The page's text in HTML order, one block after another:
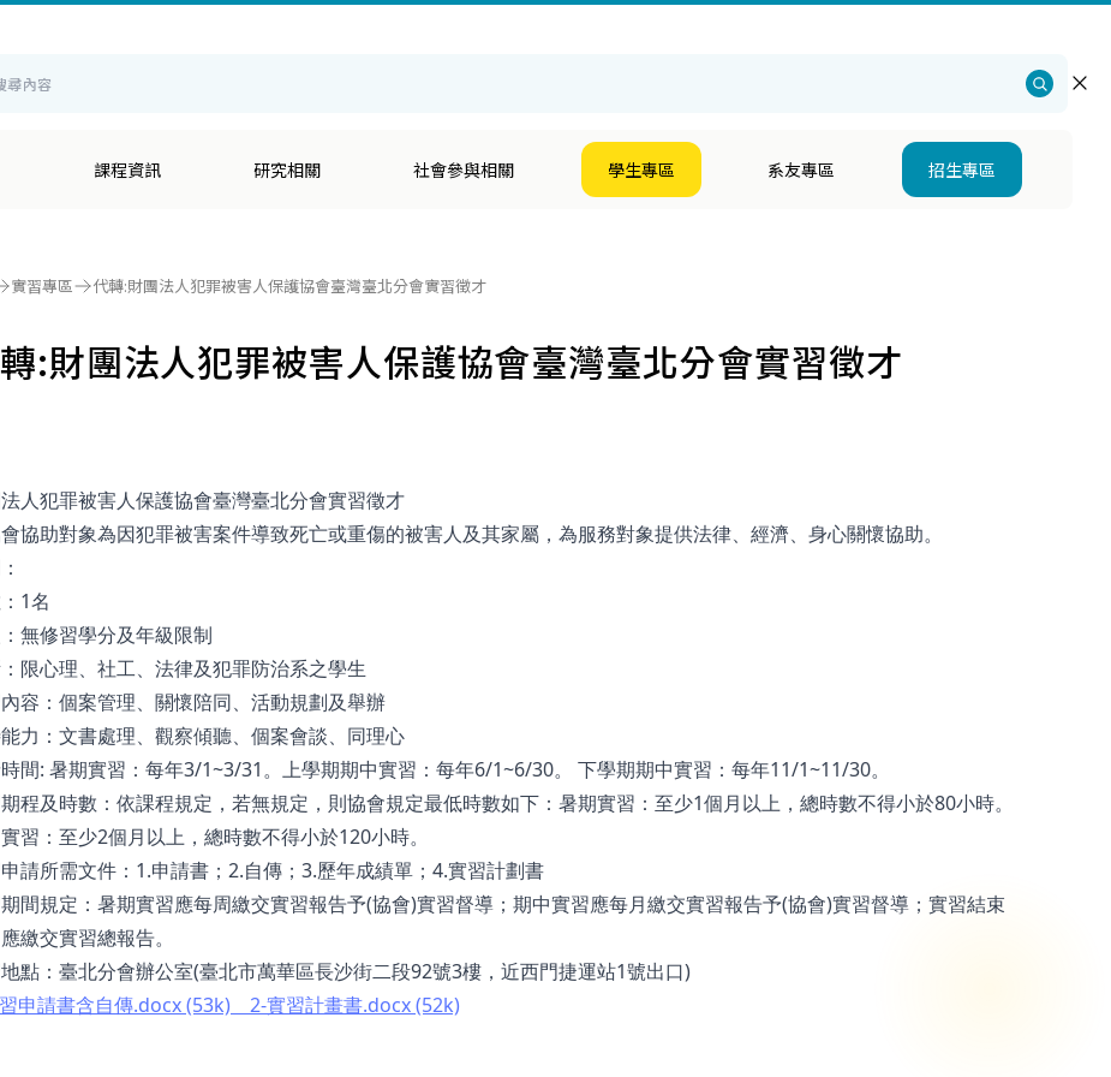
課程資訊 研究相關 社會參與相關 學生專區 系友專區 招生專區
English
實習專區 代轉:財團法人犯罪被害人保護協會臺灣臺北分會實習徵才
:財團法人犯罪被害人保護協會臺灣臺北分會實習徵才
人犯罪被害人保護協會臺灣臺北分會實習徵才
協助對象為因犯罪被害案件導致死亡或重傷的被害人及其家屬，為服務對象提供法律、經濟、身心關懷協助。
1名
無修習學分及年級限制
限心理、社工、法律及犯罪防治系之學生
容：個案管理、關懷陪同、活動規劃及舉辦
力：文書處理、觀察傾聽、個案會談、同理心
間: 暑期實習：每年3/1~3/31。上學期期中實習：每年6/1~6/30。 下學期期中實習：每年11/1~11/30。
程及時數：依課程規定，若無規定，則協會規定最低時數如下：暑期實習：至少1個月以上，總時數不得小於80小時。
習：至少2個月以上，總時數不得小於120小時。
請所需文件：1.申請書；2.自傳；3.歷年成績單；4.實習計劃書
間規定：暑期實習應每周繳交實習報告予(協會)實習督導；期中實習應每月繳交實習報告予(協會)實習督導；實習結束
繳交實習總報告。
點：臺北分會辦公室(臺北市萬華區長沙街二段92號3樓，近西門捷運站1號出口)
申請書含自傳.docx (53k) 2-實習計畫書.docx (52k)